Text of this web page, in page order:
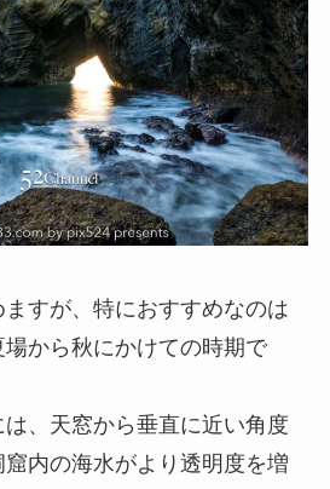
すが、特におすすめなのは
から秋にかけての時期で
、天窓から垂直に近い角度
内の海水がより透明度を増